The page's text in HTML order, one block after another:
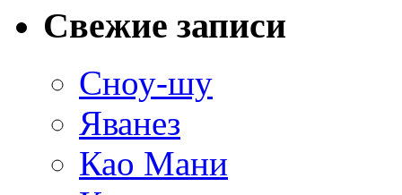
Свежие записи
Сноу-шу
Яванез
Као Мани